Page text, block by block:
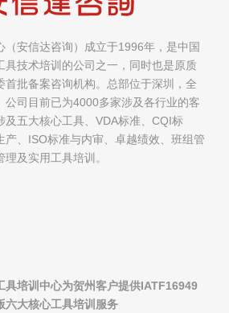
（安信达咨询）成立于1996年，是中国
具技术培训的公司之一，同时也是原质
首批备案咨询机构。总部位于深圳，全
公司目前已为4000多家涉及各行业的客
及五大核心工具、VDA标准、CQI标
产、ISO标准与内审、卓越绩效、班组管
及实用工具培训。
具培训中心为贺州客户提供IATF16949
六大核心工具培训服务